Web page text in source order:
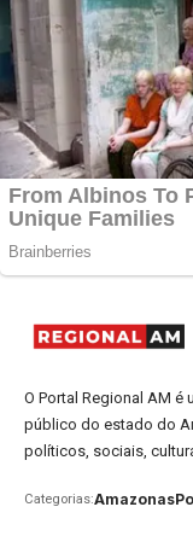
O Portal Regional AM
público do estado do
políticos, sociais,
Categorias:Amazonas